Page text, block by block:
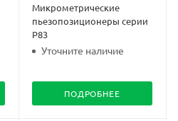
Микрометрические
пьезопозиционеры серии
Р83
Уточните наличие
ПОДРОБНЕЕ